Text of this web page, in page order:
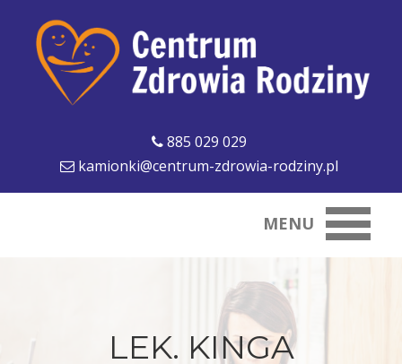
885 029 029
kamionki@centrum-zdrowia-rodziny.pl
MENU
LEK. KINGA